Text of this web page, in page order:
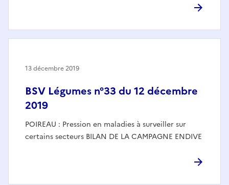
BSV Légumes n°33 du 12 décembre
2019
POIREAU : Pression en maladies à surveiller sur
certains secteurs BILAN DE LA CAMPAGNE ENDIVE
13 décembre 2019